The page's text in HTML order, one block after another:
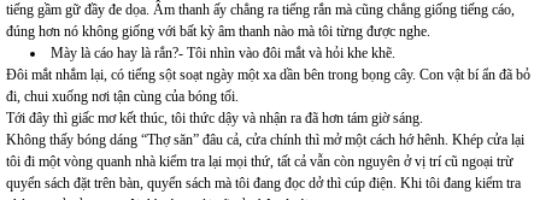
tiếng gầm gữ đầy đe dọa. Âm thanh ấy chẳng ra tiếng rắn mà cũng chẳng giống tiếng cáo,
đúng hơn nó không giống với bất kỳ âm thanh nào mà tôi từng được nghe.
Mày là cáo hay là rắn?- Tôi nhìn vào đôi mắt và hỏi khe khẽ.
Đôi mắt nhắm lại, có tiếng sột soạt ngày một xa dần bên trong bọng cây. Con vật bí ẩn đã bỏ
đi, chui xuống nơi tận cùng của bóng tối.
Tới đây thì giấc mơ kết thúc, tôi thức dậy và nhận ra đã hơn tám giờ sáng.
Không thấy bóng dáng “Thợ săn” đâu cả, cửa chính thì mở một cách hớ hênh. Khép cửa lại
tôi đi một vòng quanh nhà kiểm tra lại mọi thứ, tất cả vẫn còn nguyên ở vị trí cũ ngoại trừ
quyển sách đặt trên bàn, quyển sách mà tôi đang đọc dở thì cúp điện. Khi tôi đang kiểm tra